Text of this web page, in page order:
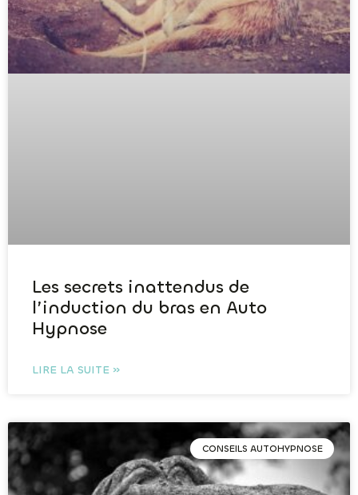
Les secrets inattendus de
l’induction du bras en Auto
Hypnose
LIRE LA SUITE »
CONSEILS AUTOHYPNOSE